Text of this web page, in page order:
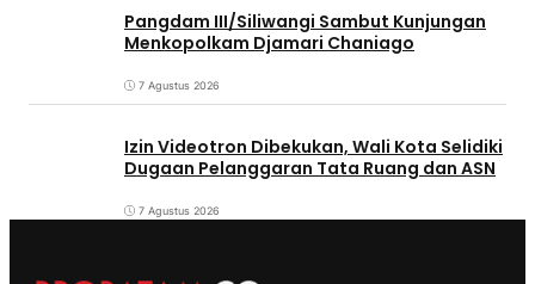
Pangdam III/Siliwangi Sambut Kunjungan
Menkopolkam Djamari Chaniago
7 Agustus 2026
Izin Videotron Dibekukan, Wali Kota Selidiki
Dugaan Pelanggaran Tata Ruang dan ASN
7 Agustus 2026